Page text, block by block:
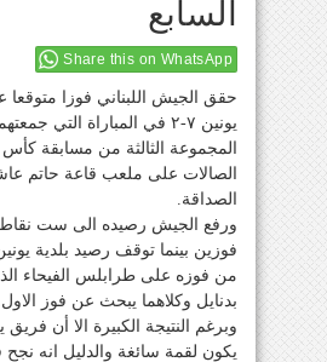
السابع
Share this on WhatsApp
حقق الجيش اللبناني فوزا
يونين ٧-٢ في المباراة التي
المجموعة الثالثة من مسابقة
الصالات على ملعب قاعة حاتم
الصداقة.
ورفع الجيش رصيده الى ست
فوزين بينما توقف رصيد بلدية
من فوزه على طرابلس الفيحاء
بدنايل وكلاهما يبحث عن فوز
وبرغم النتيجة الكبيرة الا أن
يكون لقمة سائغة والدليل انه نجح